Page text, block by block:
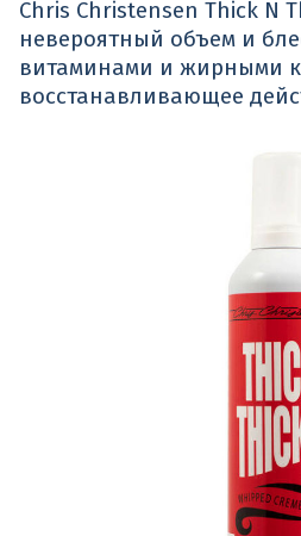
Chris Christensen Thick N
невероятный объем и
витаминами и жирными
восстанавливающее